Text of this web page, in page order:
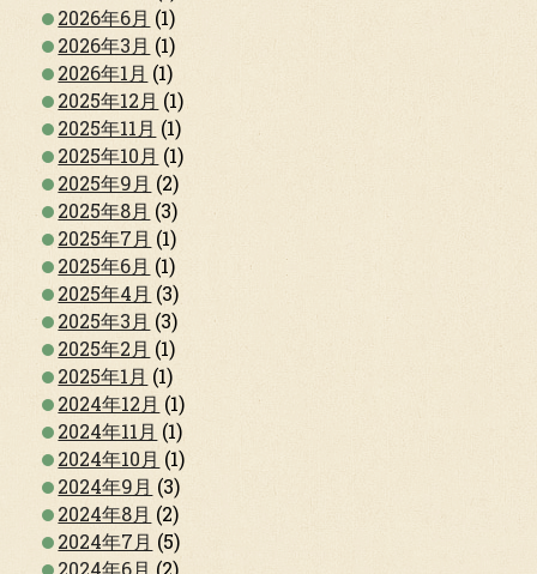
2026年6月 (1)
2026年3月 (1)
2026年1月 (1)
2025年12月 (1)
2025年11月 (1)
2025年10月 (1)
2025年9月 (2)
2025年8月 (3)
2025年7月 (1)
2025年6月 (1)
2025年4月 (3)
2025年3月 (3)
2025年2月 (1)
2025年1月 (1)
2024年12月 (1)
2024年11月 (1)
2024年10月 (1)
2024年9月 (3)
2024年8月 (2)
2024年7月 (5)
2024年6月 (2)